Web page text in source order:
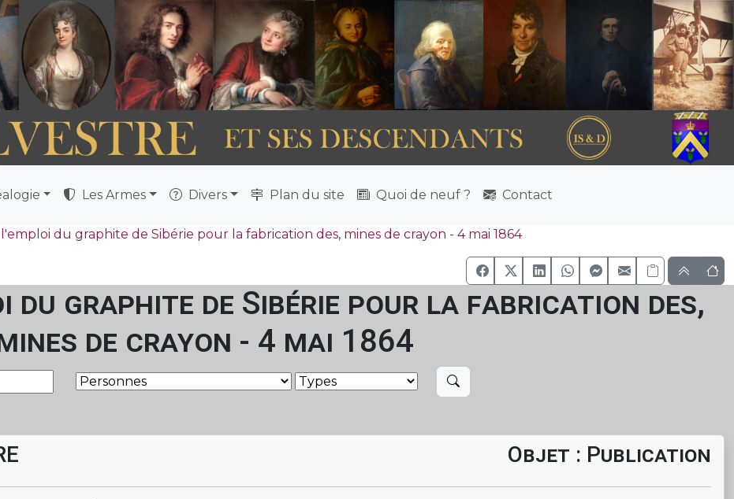
Les Armes Divers Plan du site Quoi de neuf ? Contact
du graphite de Sibérie pour la fabrication des, mines de crayon - 4 mai 1864
du graphite de Sibérie pour la fabrication des,
de crayon - 4 mai 1864
Objet : Publication